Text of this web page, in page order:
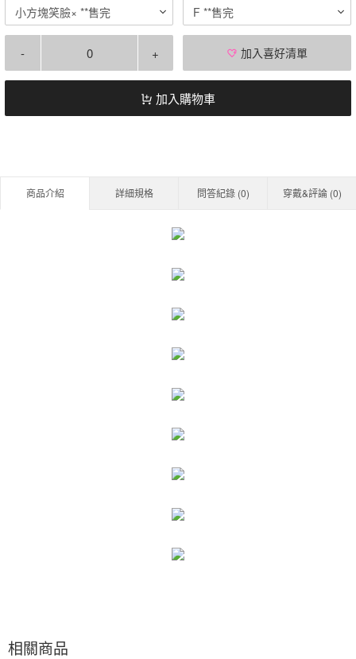
小方塊笑臉× **售完 F **售完
- + 加入喜好清單
加入購物車
商品介紹 詳細規格 問答紀錄 (0) 穿戴&評論 (0)
相關商品